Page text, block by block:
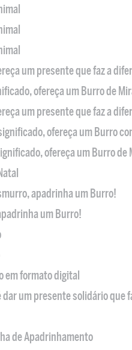
um presente que faz a
ofereça um Burro de
um presente que faz a
ofereça um Burro
ofereça um Burro de
apadrinha um Burro!
um Burro!
em formato digital
um presente solidário que
de Apadrinhamento